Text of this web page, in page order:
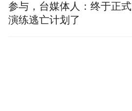
参与，台媒体人：终于正式
演练逃亡计划了